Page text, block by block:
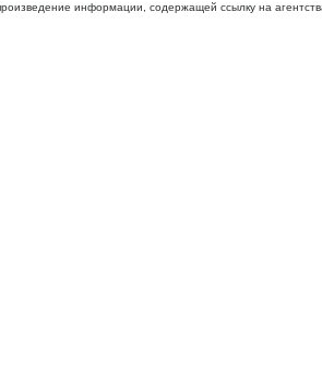
информации, содержащей ссылку на